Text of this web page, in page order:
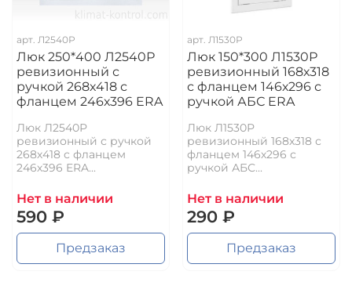
арт. Л2540Р
Люк 250*400 Л2540Р
ревизионный с
ручкой 268х418 с
фланцем 246х396 ERA
Люк Л2540Р
ревизионный с ручкой
268х418 с фланцем
246х396 ERA...
Нет в наличии
590 ₽
Предзаказ
арт. Л1530Р
Люк 150*300 Л1530Р
ревизионный 168х318
с фланцем 146х296 с
ручкой АБС ERA
Люк Л1530Р
ревизионный 168х318 с
фланцем 146х296 с
ручкой АБС...
Нет в наличии
290 ₽
Предзаказ